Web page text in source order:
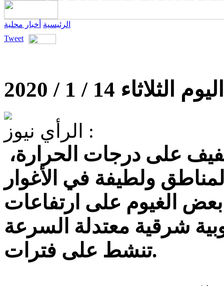
الرئيسية أخبار محلية
Tweet
14 / 1 / 2020
الرأي نيوز :
ولطيفة في الأغوار
الغيوم على ارتفاعات
شرقية معتدلة السرعة
تنشط على فترات.